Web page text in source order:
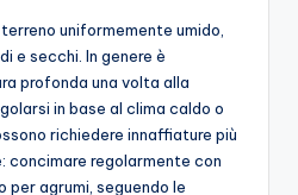
uniformemente umido,
e secchi. In genere è
profonda una volta alla
in base al clima caldo o
richiedere innaffiature più
concimare regolarmente con
agrumi, seguendo le